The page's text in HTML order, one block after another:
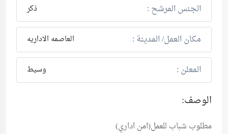
الجنس المرشح : ذكر
مكان العمل/ المدينة : العاصمه الاداريه
المعلن : وسيط
الوصف:
مطلوب شباب للعمل(امن اداري)